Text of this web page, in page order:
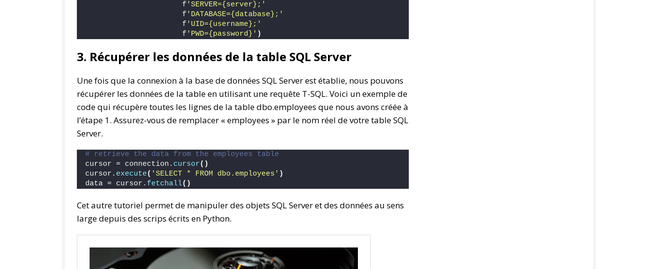
                      f
'SERVER={server};'
                      f
'DATABASE={database};'
                      f
'UID={username};'
                      f
'PWD={password}' )
3. Récupérer les données de la table SQL Server
Une fois que la connexion à la base de données SQL Server est établie, nous pouvons
récupérer les données de la table en utilisant une requête T-SQL. Voici un exemple de
code qui récupère toutes les lignes de la table dbo.employees que nous avons créée à
l’étape 1. Assurez-vous de remplacer « employees » par le nom réel de votre table SQL
Server.
# retrieve the data from the employees table
cursor = connection. cursor()
cursor. execute( 'SELECT * FROM dbo.employees' )
data = cursor. fetchall()
Cet autre tutoriel permet de manipuler des objets SQL Server et des données au sens
large depuis des scrips écrits en Python.